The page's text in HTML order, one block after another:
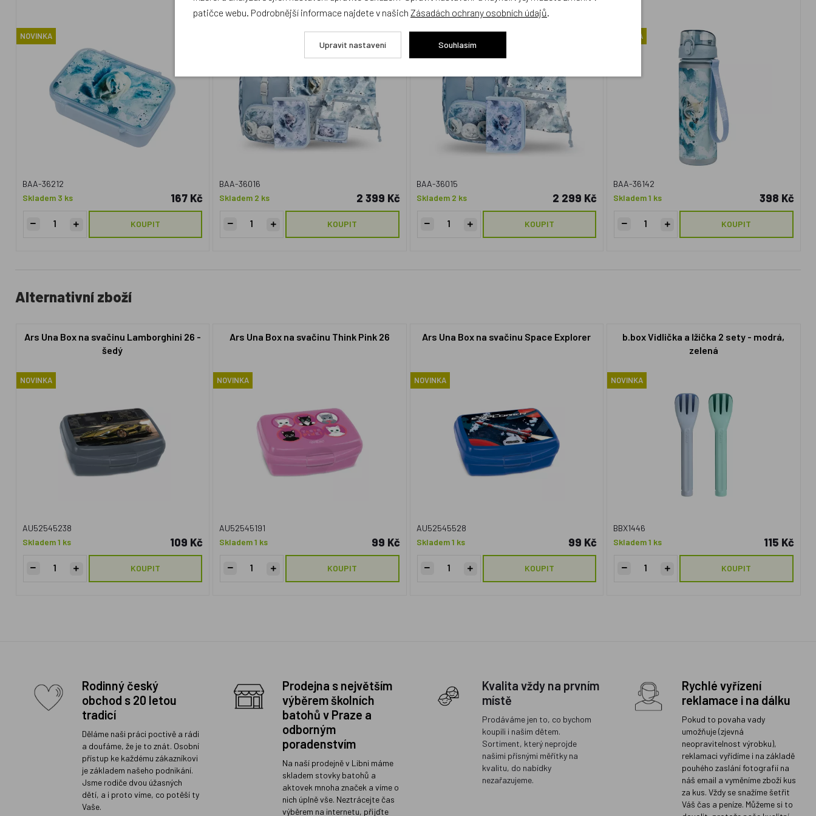
NOVINKA
BAA-36212
Skladem 3 ks
167 Kč
KOUPIT
sáček, zástěra, peněženka GRS
BAA-36016
Skladem 2 ks
2 399 Kč
KOUPIT
sáček GRS
BAA-36015
Skladem 2 ks
2 299 Kč
KOUPIT
NOVINKA
BAA-36142
Skladem 1 ks
398 Kč
KOUPIT
Alternativní zboží
Ars Una Box na svačinu Lamborghini 26 -
šedý
NOVINKA
AU52545238
Skladem 1 ks
109 Kč
KOUPIT
Ars Una Box na svačinu Think Pink 26
NOVINKA
AU52545191
Skladem 1 ks
99 Kč
KOUPIT
Ars Una Box na svačinu Space Explorer
NOVINKA
AU52545528
Skladem 1 ks
99 Kč
KOUPIT
b.box Vidlička a lžička 2 sety - modrá,
zelená
NOVINKA
BBX1446
Skladem 1 ks
115 Kč
KOUPIT
Rodinný český
obchod s 20 letou
tradicí
Děláme naši práci poctivě a rádi
a doufáme, že je to znát. Osobní
přístup ke každému zákazníkovi
je základem našeho podnikání.
Jsme rodiče dvou úžasných
dětí, a i proto víme, co potěší ty
Vaše.
Prodejna s největším
výběrem školních
batohů v Praze a
odborným
poradenstvím
Na naší prodejně v Libni máme
skladem stovky batohů a
aktovek mnoha značek a víme o
nich úplně vše. Neztrácejte čas
výběrem na internetu, přijďte
Kvalita vždy na prvním
místě
Prodáváme jen to, co bychom
koupili i našim dětem.
Sortiment, který neprojde
našimi přísnými měřítky na
kvalitu, do nabídky
nezařazujeme.
Rychlé vyřízení
reklamace i na dálku
Pokud to povaha vady
umožňuje (zjevná
neopravitelnost výrobku),
reklamaci vyřídíme i na základě
pouhého zaslání fotografií na
náš email a vyměníme zboží kus
za kus. Vždy se snažíme šetřit
Váš čas a peníze. Můžeme si to
patičce webu. Podrobnější informace najdete v našich Zásadách ochrany osobních údajů
Upravit nastavení Souhlasím